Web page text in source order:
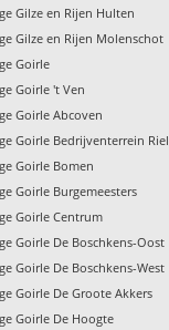
Gilze en Rijen Hulten
Gilze en Rijen Molenschot
Goirle
Goirle 't Ven
Goirle Abcoven
Goirle Bedrijventerrein Riel
Goirle Bomen
Goirle Burgemeesters
Goirle Centrum
Goirle De Boschkens-Oost
Goirle De Boschkens-West
Goirle De Groote Akkers
Goirle De Hoogte